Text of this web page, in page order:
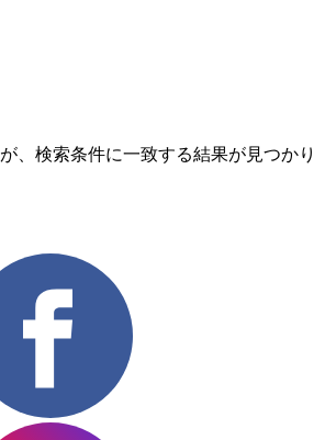
、検索条件に一致する結果が見つかり